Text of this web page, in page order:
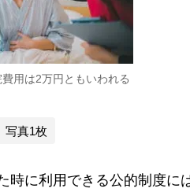
用は2万円ともいわれる
写真1枚
に利用できる公的制度に